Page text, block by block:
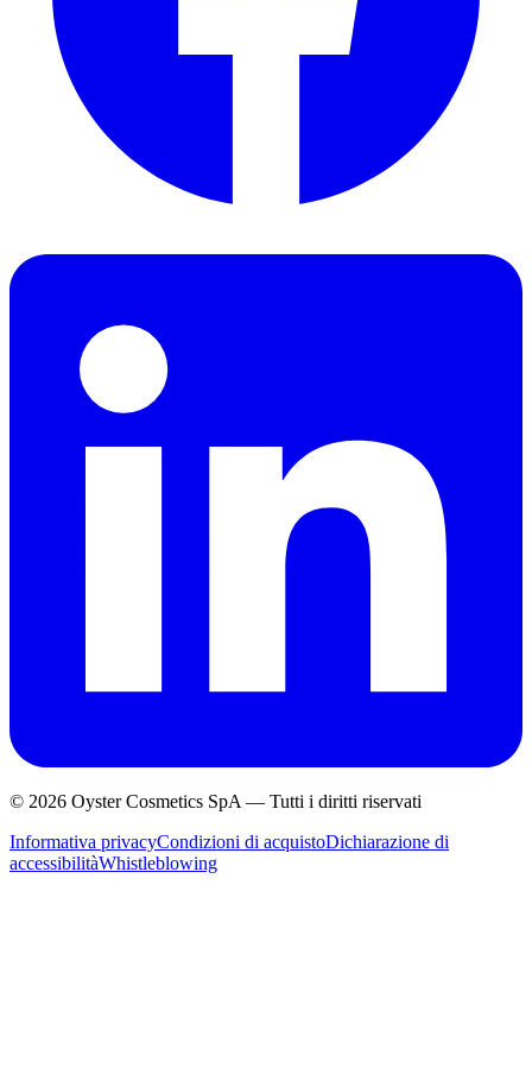
© 2026 Oyster Cosmetics SpA — Tutti i diritti riservati
Informativa privacyCondizioni di acquistoDichiarazione di
accessibilitàWhistleblowing